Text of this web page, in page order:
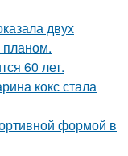
двух
планом.
60 лет.
кокс стала
формой в